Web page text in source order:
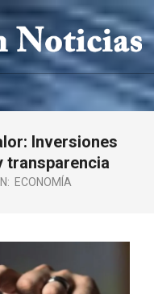
Inversiones
transparencia
ECONOMÍA